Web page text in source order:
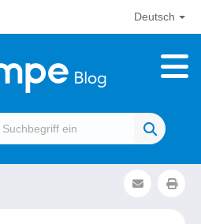
Deutsch